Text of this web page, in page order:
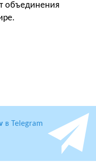
объединения
в Telegram